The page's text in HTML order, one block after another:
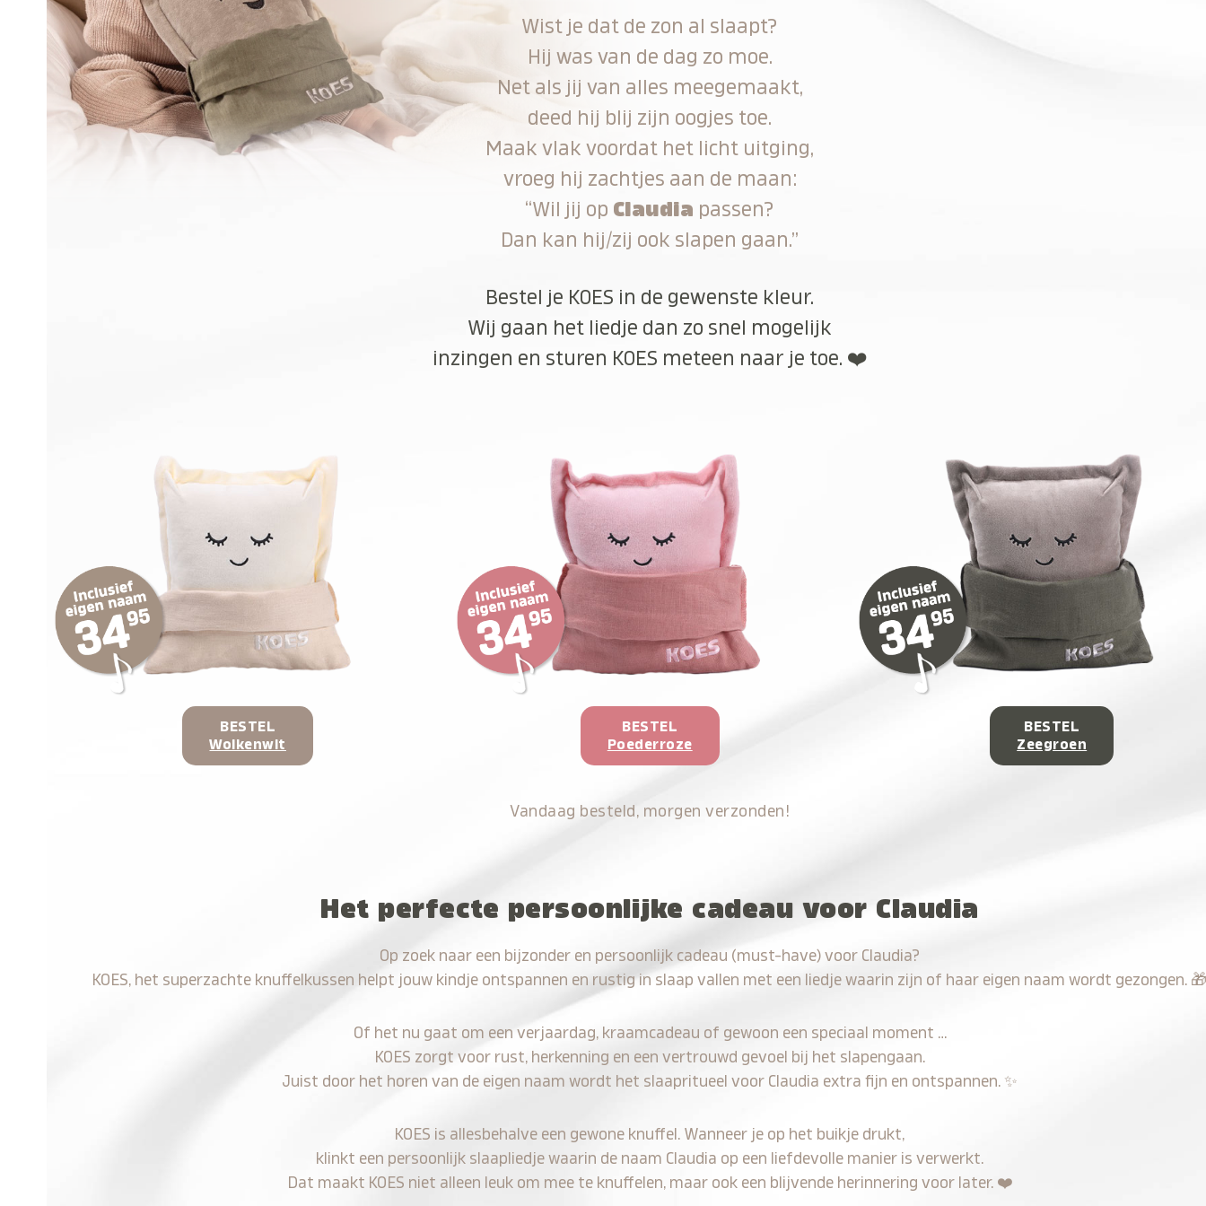
Wist je dat de zon al slaapt?
Hij was van de dag zo moe.
Net als jij van alles meegemaakt,
deed hij blij zijn oogjes toe.
Maak vlak voordat het licht uitging,
vroeg hij zachtjes aan de maan:
“Wil jij op Claudia passen?
Dan kan hij/zij ook slapen gaan.”
Bestel je KOES in de gewenste kleur.
Wij gaan het liedje dan zo snel mogelijk
inzingen en sturen KOES meteen naar je toe. ❤️
BESTEL
Wolkenwit
BESTEL
Poederroze
BESTEL
Zeegroen
Vandaag besteld, morgen verzonden!
Het perfecte persoonlijke cadeau voor Claudia
Op zoek naar een bijzonder en persoonlijk cadeau (must-have) voor Claudia?
KOES, het superzachte knuffelkussen helpt jouw kindje ontspannen en rustig in slaap vallen met een liedje waarin zijn of haar eigen naam wordt gezongen.
Of het nu gaat om een verjaardag, kraamcadeau of gewoon een speciaal moment …
KOES zorgt voor rust, herkenning en een vertrouwd gevoel bij het slapengaan.
Juist door het horen van de eigen naam wordt het slaapritueel voor Claudia extra fijn en ontspannen. ✨
KOES is allesbehalve een gewone knuffel. Wanneer je op het buikje drukt,
klinkt een persoonlijk slaapliedje waarin de naam Claudia op een liefdevolle manier is verwerkt.
Dat maakt KOES niet alleen leuk om mee te knuffelen, maar ook een blijvende herinnering voor later. ❤️